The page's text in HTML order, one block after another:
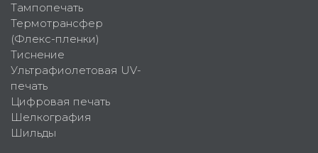
Тампопечать
Термотрансфер
(Флекс-пленки)
Тиснение
Ультрафиолетовая UV-
печать
Цифровая печать
Шелкография
Шильды